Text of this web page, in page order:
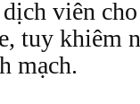
viên
tuy khiêm
mạch.